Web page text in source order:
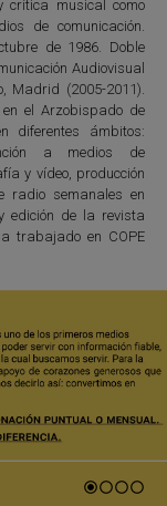
crítica musical como
de comunicación.
de 1986. Doble
Audiovisual
Madrid (2005-2011).
el Arzobispado de
diferentes ámbitos:
a medios de
y vídeo, producción
radio semanales en
edición de la revista
trabajado en COPE